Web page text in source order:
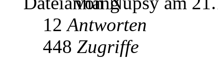
12Antworten
448 Zugriffe